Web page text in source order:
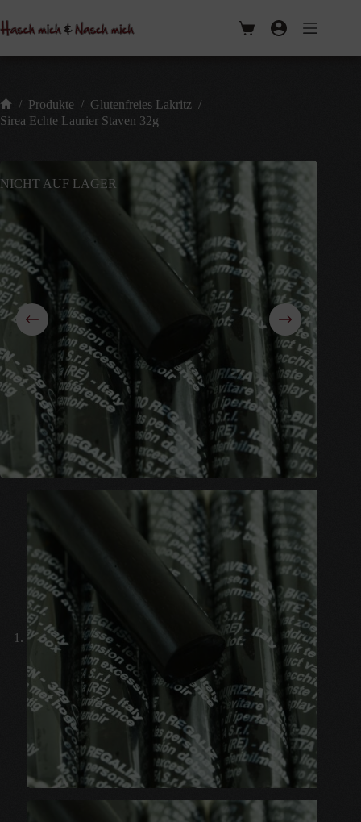
Inhalt
springen
Warenkorb
Start
/ Produkte / Glutenfreies Lakritz /
Sirea Echte Laurier Staven 32g
NICHT AUF LAGER